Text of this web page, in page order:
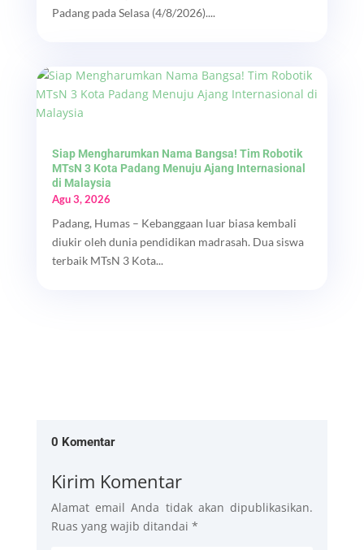
Padang pada Selasa (4/8/2026)....
Siap Mengharumkan Nama Bangsa! Tim Robotik
MTsN 3 Kota Padang Menuju Ajang Internasional
di Malaysia
Agu 3, 2026
Padang, Humas – Kebanggaan luar biasa kembali
diukir oleh dunia pendidikan madrasah. Dua siswa
terbaik MTsN 3 Kota...
0 Komentar
Kirim Komentar
Alamat email Anda tidak akan dipublikasikan.
Ruas yang wajib ditandai *